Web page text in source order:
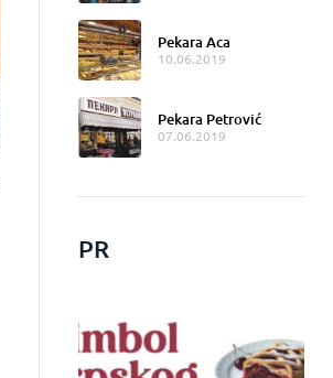
Pekara Aca
10.06.2019
Pekara Petrović
07.06.2019
PR